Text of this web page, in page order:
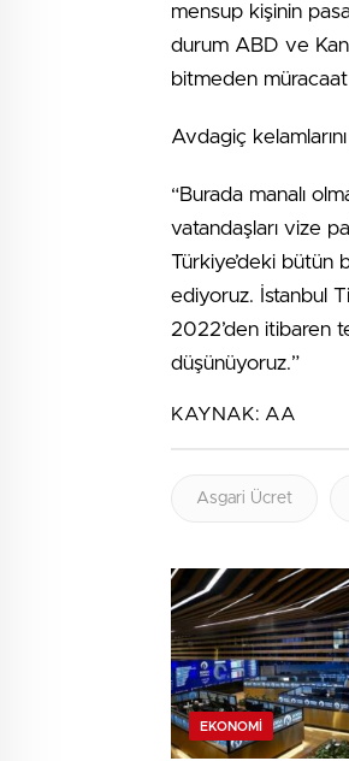
mensup kişinin
durum ABD ve
bitmeden müracaat
Avdagiç
“Burada manalı
vatandaşları vize
Türkiye’deki bütün
ediyoruz. İstanbul
2022’den itibaren
düşünüyoruz.”
KAYNAK: AA
Asgari Ücret
EKONOMI